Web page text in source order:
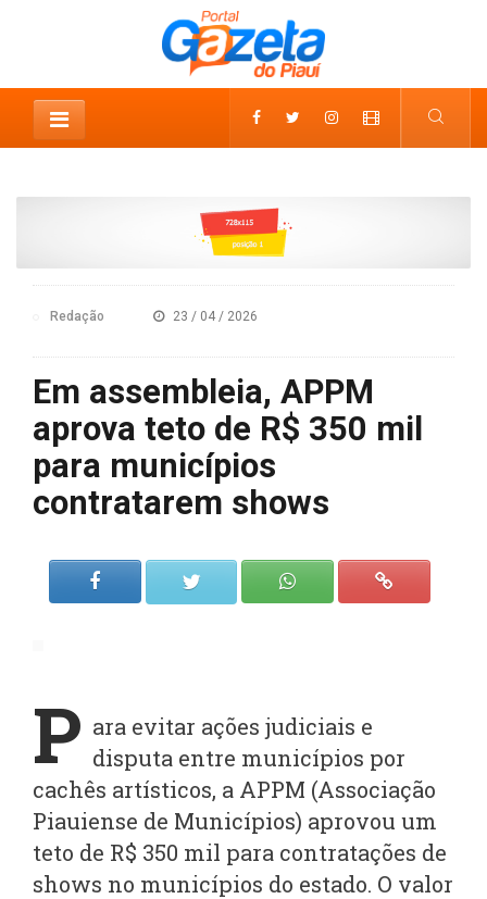
Redação 23 / 04 / 2026
Em assembleia, APPM
aprova teto de R$ 350 mil
para municípios
contratarem shows
P ara evitar ações judiciais e
disputa entre municípios por
cachês artísticos, a APPM (Associação
Piauiense de Municípios) aprovou um
teto de R$ 350 mil para contratações de
shows no municípios do estado. O valor